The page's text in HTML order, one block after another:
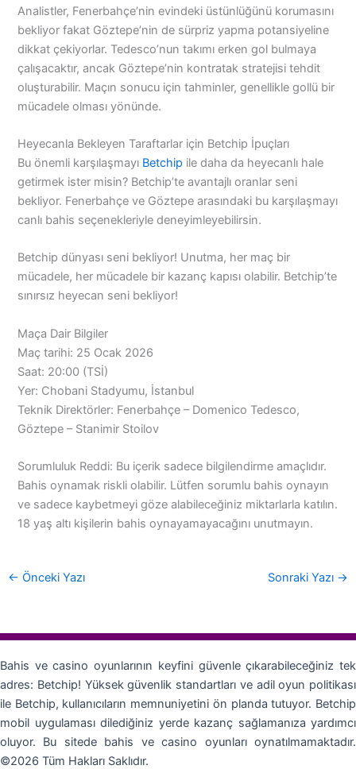
Analistler, Fenerbahçe’nin evindeki üstünlüğünü korumasını
bekliyor fakat Göztepe’nin de sürpriz yapma potansiyeline
dikkat çekiyorlar. Tedesco’nun takımı erken gol bulmaya
çalışacaktır, ancak Göztepe’nin kontratak stratejisi tehdit
oluşturabilir. Maçın sonucu için tahminler, genellikle gollü bir
mücadele olması yönünde.
Heyecanla Bekleyen Taraftarlar için Betchip İpuçları
Bu önemli karşılaşmayı Betchip ile daha da heyecanlı hale
getirmek ister misin? Betchip’te avantajlı oranlar seni
bekliyor. Fenerbahçe ve Göztepe arasındaki bu karşılaşmayı
canlı bahis seçenekleriyle deneyimleyebilirsin.
Betchip dünyası seni bekliyor! Unutma, her maç bir
mücadele, her mücadele bir kazanç kapısı olabilir. Betchip’te
sınırsız heyecan seni bekliyor!
Maça Dair Bilgiler
Maç tarihi: 25 Ocak 2026
Saat: 20:00 (TSİ)
Yer: Chobani Stadyumu, İstanbul
Teknik Direktörler: Fenerbahçe – Domenico Tedesco,
Göztepe – Stanimir Stoilov
Sorumluluk Reddi: Bu içerik sadece bilgilendirme amaçlıdır.
Bahis oynamak riskli olabilir. Lütfen sorumlu bahis oynayın
ve sadece kaybetmeyi göze alabileceğiniz miktarlarla katılın.
18 yaş altı kişilerin bahis oynayamayacağını unutmayın.
← Önceki Yazı Sonraki Yazı →
Bahis ve casino oyunlarının keyfini güvenle çıkarabileceğiniz tek
adres: Betchip! Yüksek güvenlik standartları ve adil oyun politikası
ile Betchip, kullanıcıların memnuniyetini ön planda tutuyor. Betchip
mobil uygulaması dilediğiniz yerde kazanç sağlamanıza yardımcı
oluyor. Bu sitede bahis ve casino oyunları oynatılmamaktadır.
©2026 Tüm Hakları Saklıdır.